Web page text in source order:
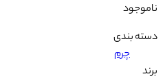
ناموجود
دسته بندی
چرم
برند